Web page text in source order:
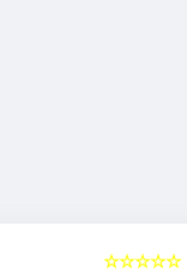
☆☆☆☆☆